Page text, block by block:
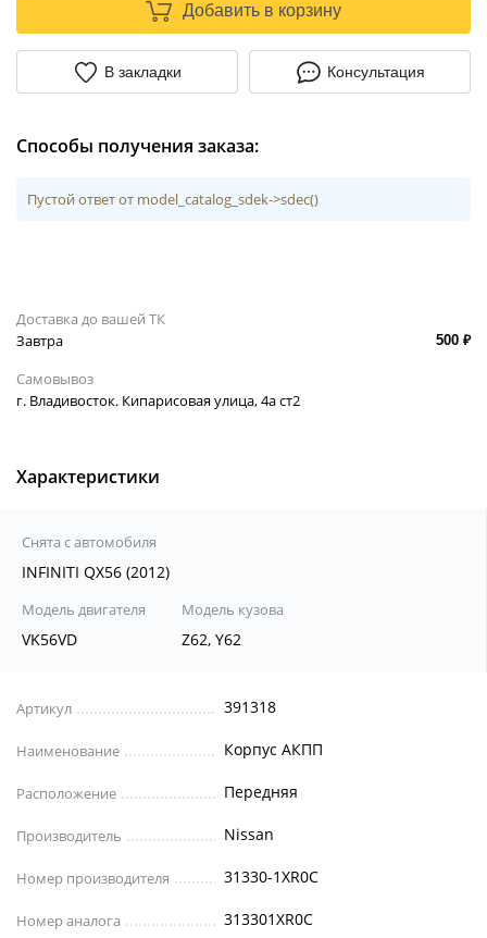
Добавить в корзину
В закладки Консультация
Способы получения заказа:
Пустой ответ от model_catalog_sdek->sdec()
Доставка до вашей ТК
Завтра
500 ₽
Самовывоз
г. Владивосток. Кипарисовая улица, 4а ст2
Характеристики
Снята с автомобиля
INFINITI QX56 (2012)
Модель двигателя
VK56VD
Модель кузова
Z62, Y62
Артикул 391318
Наименование Корпус АКПП
Расположение Передняя
Производитель Nissan
Номер производителя 31330-1XR0C
Номер аналога 313301XR0C